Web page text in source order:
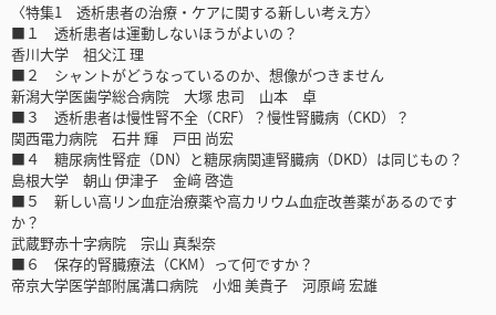
〈特集1 透析患者の治療・ケアに関する新しい考え方〉
■１ 透析患者は運動しないほうがよいの？
香川大学 祖父江 理
■２ シャントがどうなっているのか、想像がつきません
新潟大学医歯学総合病院 大塚 忠司 山本 卓
■３ 透析患者は慢性腎不全（CRF）？慢性腎臓病（CKD）？
関西電力病院 石井 輝 戸田 尚宏
■４ 糖尿病性腎症（DN）と糖尿病関連腎臓病（DKD）は同じもの？
島根大学 朝山 伊津子 金﨑 啓造
■５ 新しい高リン血症治療薬や高カリウム血症改善薬があるのです
か？
武蔵野赤十字病院 宗山 真梨奈
■６ 保存的腎臓療法（CKM）って何ですか？
帝京大学医学部附属溝口病院 小畑 美貴子 河原﨑 宏雄